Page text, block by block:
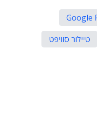
Google
טיילור סוויפט